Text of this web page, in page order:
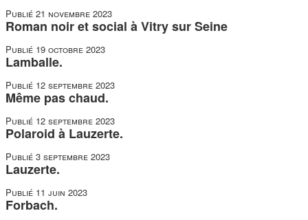
Publié 21 novembre 2023
Roman noir et social à Vitry sur Seine
Publié 19 octobre 2023
Lamballe.
Publié 12 septembre 2023
Même pas chaud.
Publié 12 septembre 2023
Polaroid à Lauzerte.
Publié 3 septembre 2023
Lauzerte.
Publié 11 juin 2023
Forbach.